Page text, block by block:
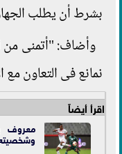
بشرط أن يطلب
وأضاف: "أتمنى من
نمانع فى التعاون
اقرأ أيضاً
معروف